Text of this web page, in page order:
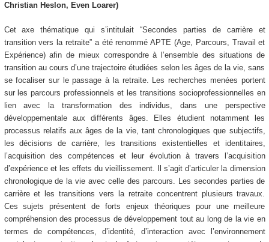
Christian Heslon, Even Loarer)
Cet axe thématique qui s’intitulait “Secondes parties de carrière et
transition vers la retraite” a été renommé APTE (Age, Parcours, Travail et
Expérience) afin de mieux correspondre à l’ensemble des situations de
transition au cours d’une trajectoire étudiées selon les âges de la vie, sans
se focaliser sur le passage à la retraite. Les recherches menées portent
sur les parcours professionnels et les transitions socioprofessionnelles en
lien avec la transformation des individus, dans une perspective
développementale aux différents âges. Elles étudient notamment les
processus relatifs aux âges de la vie, tant chronologiques que subjectifs,
les décisions de carrière, les transitions existentielles et identitaires,
l’acquisition des compétences et leur évolution à travers l’acquisition
d’expérience et les effets du vieillissement. Il s’agit d’articuler la dimension
chronologique de la vie avec celle des parcours. Les secondes parties de
carrière et les transitions vers la retraite concentrent plusieurs travaux.
Ces sujets présentent de forts enjeux théoriques pour une meilleure
compréhension des processus de développement tout au long de la vie en
termes de compétences, d’identité, d’interaction avec l’environnement